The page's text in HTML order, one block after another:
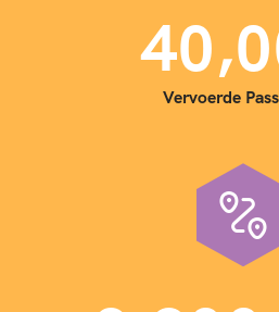
40,0
Vervoerde